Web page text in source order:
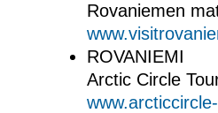
Rovaniemen
ROVANIEMI
Arctic Circle